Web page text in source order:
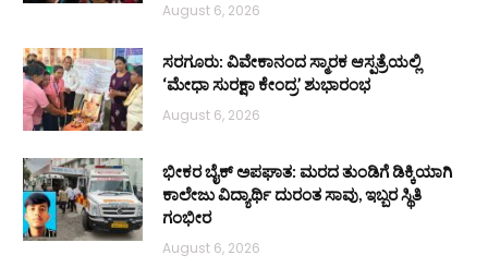
August 6, 2026
ಸರಗೂರು: ವಿವೇಕಾನಂದ ಸ್ಮಾರಕ ಆಸ್ಪತ್ರೆಯಲ್ಲಿ
‘ಮೇಧಾ ಸುರಕ್ಷಾ ಕೇಂದ್ರ’ ಶುಭಾರಂಭ
August 6, 2026
ಭೀಕರ ಬೈಕ್ ಅಪಘಾತ: ಮರದ ತುಂಡಿಗೆ ಡಿಕ್ಕಿಯಾಗಿ
ಕಾಲೇಜು ವಿದ್ಯಾರ್ಥಿ ದುರಂತ ಸಾವು, ಇಬ್ಬರ ಸ್ಥಿತಿ
ಗಂಭೀರ
August 6, 2026